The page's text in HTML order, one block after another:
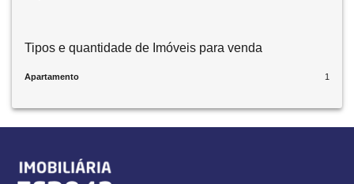
Tipos e quantidade de Imóveis para venda
Apartamento 1